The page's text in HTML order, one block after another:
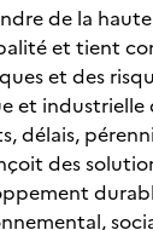
de la
et tient
et des
et industrielle
délais,
des